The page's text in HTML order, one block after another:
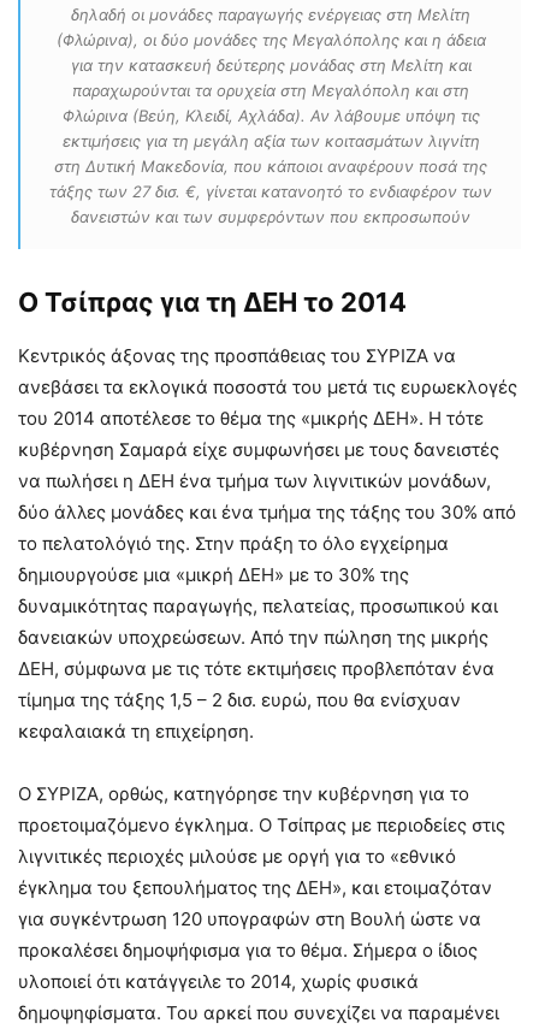
δηλαδή οι μονάδες παραγωγής ενέργειας στη Μελίτη
(Φλώρινα), οι δύο μονάδες της Μεγαλόπολης και η άδεια
για την κατασκευή δεύτερης μονάδας στη Μελίτη και
παραχωρούνται τα ορυχεία στη Μεγαλόπολη και στη
Φλώρινα (Βεύη, Κλειδί, Αχλάδα). Αν λάβουμε υπόψη τις
εκτιμήσεις για τη μεγάλη αξία των κοιτασμάτων λιγνίτη
στη Δυτική Μακεδονία, που κάποιοι αναφέρουν ποσά της
τάξης των 27 δισ. €, γίνεται κατανοητό το ενδιαφέρον των
δανειστών και των συμφερόντων που εκπροσωπούν
Ο Τσίπρας για τη ΔΕΗ το 2014
Κεντρικός άξονας της προσπάθειας του ΣΥΡΙΖΑ να
ανεβάσει τα εκλογικά ποσοστά του μετά τις ευρωεκλογές
του 2014 αποτέλεσε το θέμα της «μικρής ΔΕΗ». Η τότε
κυβέρνηση Σαμαρά είχε συμφωνήσει με τους δανειστές
να πωλήσει η ΔΕΗ ένα τμήμα των λιγνιτικών μονάδων,
δύο άλλες μονάδες και ένα τμήμα της τάξης του 30% από
το πελατολόγιό της. Στην πράξη το όλο εγχείρημα
δημιουργούσε μια «μικρή ΔΕΗ» με το 30% της
δυναμικότητας παραγωγής, πελατείας, προσωπικού και
δανειακών υποχρεώσεων. Από την πώληση της μικρής
ΔΕΗ, σύμφωνα με τις τότε εκτιμήσεις προβλεπόταν ένα
τίμημα της τάξης 1,5 – 2 δισ. ευρώ, που θα ενίσχυαν
κεφαλαιακά τη επιχείρηση.
Ο ΣΥΡΙΖΑ, ορθώς, κατηγόρησε την κυβέρνηση για το
προετοιμαζόμενο έγκλημα. Ο Τσίπρας με περιοδείες στις
λιγνιτικές περιοχές μιλούσε με οργή για το «εθνικό
έγκλημα του ξεπουλήματος της ΔΕΗ», και ετοιμαζόταν
για συγκέντρωση 120 υπογραφών στη Βουλή ώστε να
προκαλέσει δημοψήφισμα για το θέμα. Σήμερα ο ίδιος
υλοποιεί ότι κατάγγειλε το 2014, χωρίς φυσικά
δημοψηφίσματα. Του αρκεί που συνεχίζει να παραμένει